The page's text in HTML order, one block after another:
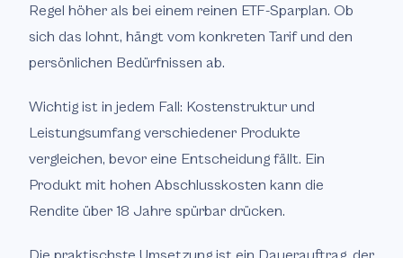
Regel höher als bei einem reinen ETF-Sparplan. Ob
sich das lohnt, hängt vom konkreten Tarif und den
persönlichen Bedürfnissen ab.
Wichtig ist in jedem Fall: Kostenstruktur und
Leistungsumfang verschiedener Produkte
vergleichen, bevor eine Entscheidung fällt. Ein
Produkt mit hohen Abschlusskosten kann die
Rendite über 18 Jahre spürbar drücken.